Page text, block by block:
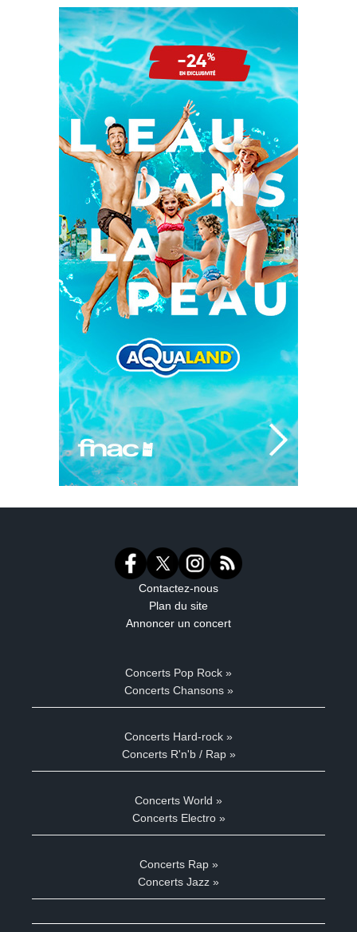
Contactez-nous
Plan du site
Annoncer un concert
Concerts Pop Rock »
Concerts Chansons »
Concerts Hard-rock »
Concerts R'n'b / Rap »
Concerts World »
Concerts Electro »
Concerts Rap »
Concerts Jazz »